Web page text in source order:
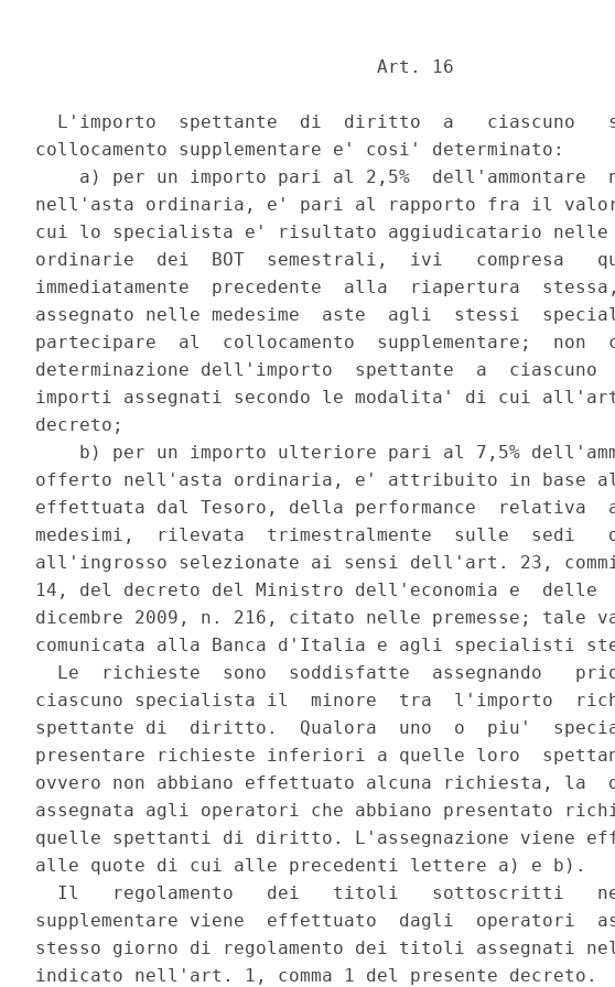
                               Art. 16
L'importo  spettante  di  diritto  a   ciascuno
collocamento supplementare e' cosi' determinato:
a) per un importo pari al 2,5%  dell'ammontare
nell'asta ordinaria, e' pari al rapporto fra il
cui lo specialista e' risultato aggiudicatario
ordinarie  dei  BOT  semestrali,  ivi   compresa
immediatamente  precedente  alla  riapertura
assegnato nelle medesime  aste  agli  stessi
partecipare  al  collocamento  supplementare;  non
determinazione dell'importo  spettante  a
importi assegnati secondo le modalita' di cui
decreto;
b) per un importo ulteriore pari al 7,5%
offerto nell'asta ordinaria, e' attribuito in base
effettuata dal Tesoro, della performance
medesimi,  rilevata  trimestralmente  sulle  sedi
all'ingrosso selezionate ai sensi dell'art. 23,
14, del decreto del Ministro dell'economia e  delle
dicembre 2009, n. 216, citato nelle premesse; tale
comunicata alla Banca d'Italia e agli specialisti
Le  richieste  sono  soddisfatte  assegnando
ciascuno specialista il  minore  tra  l'importo
spettante di  diritto.  Qualora  uno  o  piu'
presentare richieste inferiori a quelle loro
ovvero non abbiano effettuato alcuna richiesta, la
assegnata agli operatori che abbiano presentato
quelle spettanti di diritto. L'assegnazione viene
alle quote di cui alle precedenti lettere a) e b).
Il   regolamento   dei   titoli   sottoscritti
supplementare viene  effettuato  dagli  operatori
stesso giorno di regolamento dei titoli assegnati